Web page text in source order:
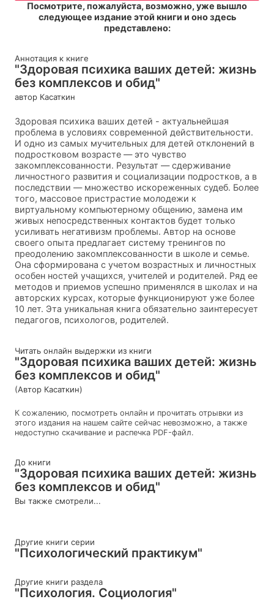
Посмотрите, пожалуйста, возможно, уже вышло
следующее издание этой книги и оно здесь
представлено:
Аннотация к книге
"Здоровая психика ваших детей: жизнь
без комплексов и обид"
автор Касаткин
Здоровая психика ваших детей - актуальнейшая
проблема в условиях современной действительности.
И одно из самых мучительных для детей отклонений в
подростковом возрасте — это чувство
закомплексованности. Результат — сдерживание
личностного развития и социализации подростков, а в
последствии — множество искореженных судеб. Более
того, массовое пристрастие молодежи к
виртуальному компьютерному общению, замена им
живых непосредственных контактов будет только
усиливать негативизм проблемы. Автор на основе
своего опыта предлагает систему тренингов по
преодолению закомплексованности в школе и семье.
Она сформирована с учетом возрастных и личностных
особен ностей учащихся, учителей и родителей. Ряд ее
методов и приемов успешно применялся в школах и на
авторских курсах, которые функционируют уже более
10 лет. Эта уникальная книга обязательно заинтересует
педагогов, психологов, родителей.
Читать онлайн выдержки из книги
"Здоровая психика ваших детей: жизнь
без комплексов и обид"
(Автор Касаткин)
К сожалению, посмотреть онлайн и прочитать отрывки из
этого издания на нашем сайте сейчас невозможно, а также
недоступно скачивание и распечка PDF-файл.
До книги
"Здоровая психика ваших детей: жизнь
без комплексов и обид"
Вы также смотрели...
Другие книги серии
"Психологический практикум"
Другие книги раздела
"Психология. Социология"